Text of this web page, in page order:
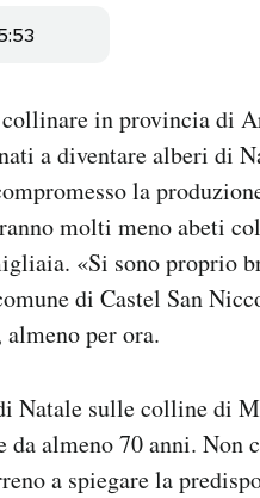
collinare in provincia di
a diventare alberi di
la
molti meno abeti
«Si sono proprio
di Castel San
per ora.
Natale sulle colline di
da almeno 70 anni.
a spiegare la